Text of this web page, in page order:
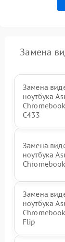
Замена
Замена
ноутбука
C433
Замена
ноутбука
Замена
ноутбука
Flip